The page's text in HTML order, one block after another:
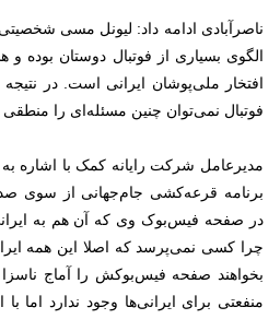
ناصرآبادی ادامه داد: لیونل مسی
الگوی بسیاری از فوتبال دوستان بوده
افتخار ملی‌پوشان ایرانی است. در
فوتبال نمی‌توان چنین مسئله‌ای را
مدیرعامل شرکت رایانه کمک با اشاره
برنامه قرعه‌کشی جام‌جهانی از سوی
در صفحه فیس‌بوک وی که آن هم به
چرا کسی نمی‌پرسد که اصلا این همه
بخواهند صفحه فیس‌بوکش را آماج ناسزا
منفعتی برای ایرانی‌ها وجود ندارد اما